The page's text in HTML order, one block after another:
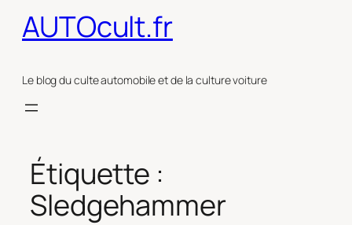
AUTOcult.fr
Le blog du culte automobile et de la culture voiture
Étiquette :
Sledgehammer